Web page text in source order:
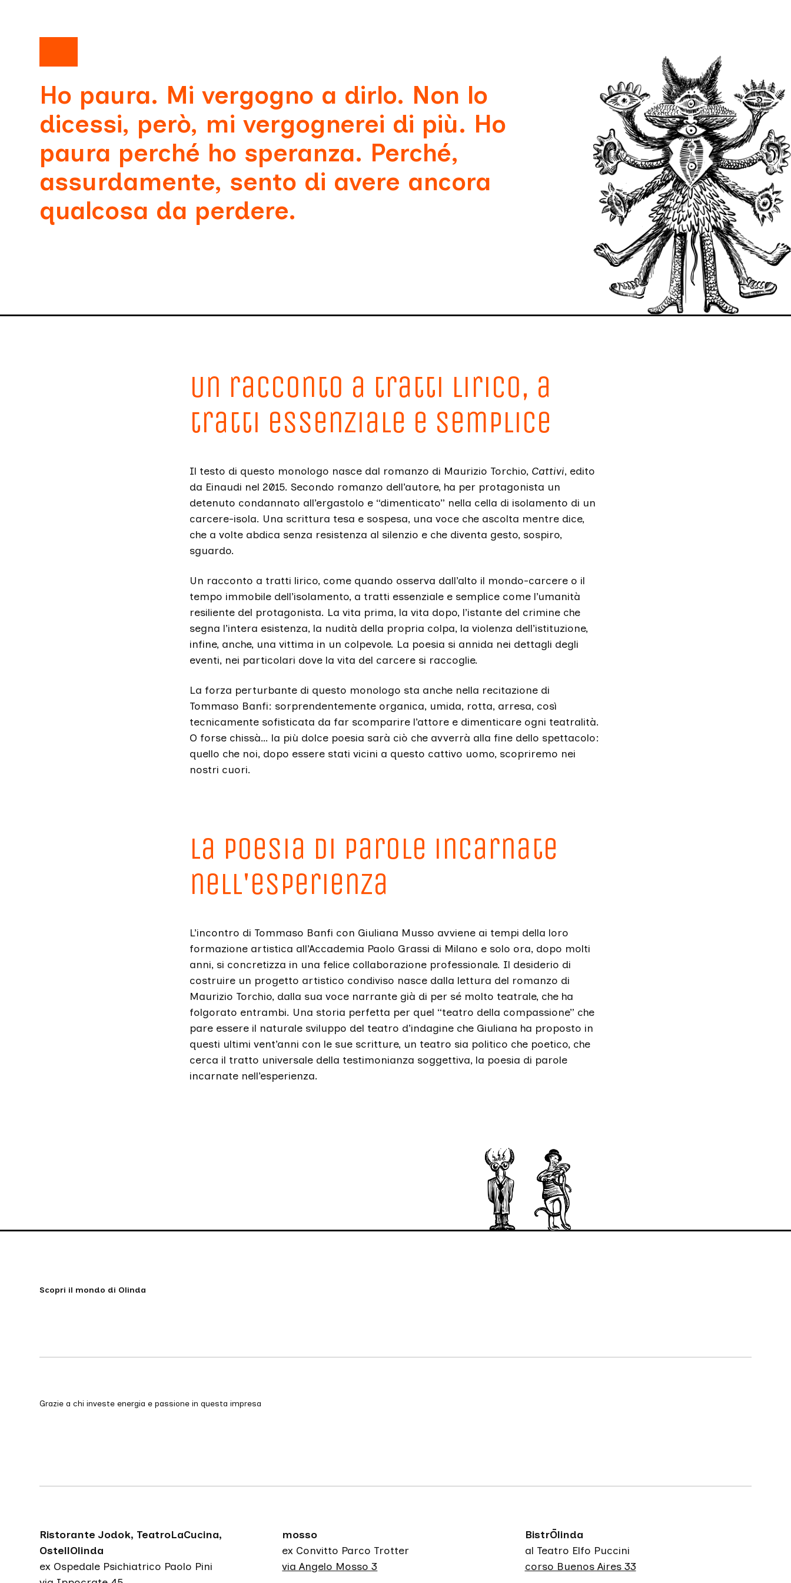
Ho paura. Mi vergogno a dirlo. Non lo
dicessi, però, mi vergognerei di più. Ho
paura perché ho speranza. Perché,
assurdamente, sento di avere ancora
qualcosa da perdere.
Un racconto a tratti lirico, a
tratti essenziale e semplice
Il testo di questo monologo nasce dal romanzo di Maurizio Torchio, Cattivi, edito
da Einaudi nel 2015. Secondo romanzo dell’autore, ha per protagonista un
detenuto condannato all’ergastolo e “dimenticato” nella cella di isolamento di un
carcere-isola. Una scrittura tesa e sospesa, una voce che ascolta mentre dice,
che a volte abdica senza resistenza al silenzio e che diventa gesto, sospiro,
sguardo.
Un racconto a tratti lirico, come quando osserva dall’alto il mondo-carcere o il
tempo immobile dell’isolamento, a tratti essenziale e semplice come l’umanità
resiliente del protagonista. La vita prima, la vita dopo, l’istante del crimine che
segna l’intera esistenza, la nudità della propria colpa, la violenza dell’istituzione,
infine, anche, una vittima in un colpevole. La poesia si annida nei dettagli degli
eventi, nei particolari dove la vita del carcere si raccoglie.
La forza perturbante di questo monologo sta anche nella recitazione di
Tommaso Banfi: sorprendentemente organica, umida, rotta, arresa, così
tecnicamente sofisticata da far scomparire l’attore e dimenticare ogni teatralità.
O forse chissà… la più dolce poesia sarà ciò che avverrà alla fine dello spettacolo:
quello che noi, dopo essere stati vicini a questo cattivo uomo, scopriremo nei
nostri cuori.
La poesia di parole incarnate
nell'esperienza
L’incontro di Tommaso Banfi con Giuliana Musso avviene ai tempi della loro
formazione artistica all’Accademia Paolo Grassi di Milano e solo ora, dopo molti
anni, si concretizza in una felice collaborazione professionale. Il desiderio di
costruire un progetto artistico condiviso nasce dalla lettura del romanzo di
Maurizio Torchio, dalla sua voce narrante già di per sé molto teatrale, che ha
folgorato entrambi. Una storia perfetta per quel “teatro della compassione” che
pare essere il naturale sviluppo del teatro d’indagine che Giuliana ha proposto in
questi ultimi vent’anni con le sue scritture, un teatro sia politico che poetico, che
cerca il tratto universale della testimonianza soggettiva, la poesia di parole
incarnate nell’esperienza.
Scopri il mondo di Olinda
Grazie a chi investe energia e passione in questa impresa
Ristorante Jodok, TeatroLaCucina,
OstellOlinda
ex Ospedale Psichiatrico Paolo Pini
mosso
ex Convitto Parco Trotter
via Angelo Mosso 3
BistrŌlinda
al Teatro Elfo Puccini
corso Buenos Aires 33